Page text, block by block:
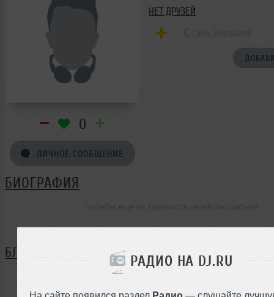
РАДИО НА DJ.RU
На сайте появился раздел Радио — слушайте
0
ЛИЧНОЕ СООБЩЕНИЕ
НЕТ ДРУЗЕЙ
БИОГРАФИЯ
БЛОГ